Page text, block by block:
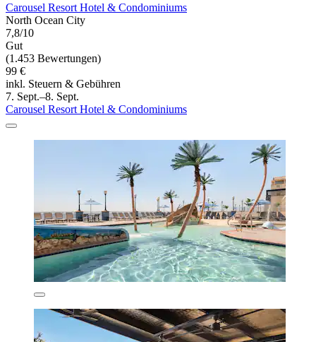
Carousel Resort Hotel & Condominiums
North Ocean City
7,8/10
Gut
(1.453 Bewertungen)
99 €
inkl. Steuern & Gebühren
7. Sept.–8. Sept.
Carousel Resort Hotel & Condominiums